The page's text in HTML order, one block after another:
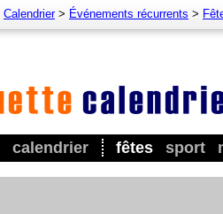
calendrier fêtes sport
Calendrier> Événements récurrents >